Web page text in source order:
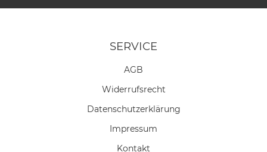
SERVICE
AGB
Widerrufs­recht
Daten­schutz­erklärung
Impressum
Kontakt